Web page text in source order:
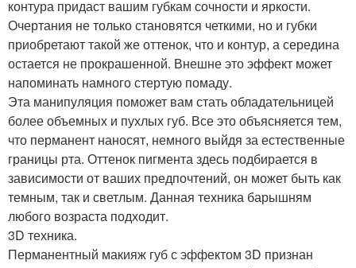
контура придаст вашим губкам сочности и яркости.
Очертания не только становятся четкими, но и губки
приобретают такой же оттенок, что и контур, а середина
остается не прокрашенной. Внешне это эффект может
напоминать намного стертую помаду.
Эта манипуляция поможет вам стать обладательницей
более объемных и пухлых губ. Все это объясняется тем,
что перманент наносят, немного выйдя за естественные
границы рта. Оттенок пигмента здесь подбирается в
зависимости от ваших предпочтений, он может быть как
темным, так и светлым. Данная техника барышням
любого возраста подходит.
3D техника.
Перманентный макияж губ с эффектом 3D признан